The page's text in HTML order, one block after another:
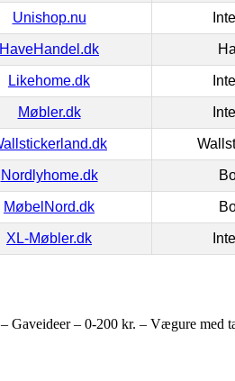
Unishop.nu
HaveHandel.dk
Likehome.dk
Møbler.dk
Nordlyhome.dk
MøbelNord.dk
XL-Møbler.dk
Gaveideer – 0-200 kr. – Vægure med